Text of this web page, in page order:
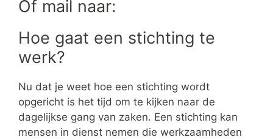
Of mail naar:
Hoe gaat een stichting te
werk?
Nu dat je weet hoe een stichting wordt
opgericht is het tijd om te kijken naar de
dagelijkse gang van zaken. Een stichting kan
mensen in dienst nemen die werkzaamheden